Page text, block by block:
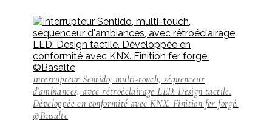
Interrupteur Sentido, multi-touch, séquenceur
d'ambiances, avec rétroéclairage LED. Design tactile.
Développée en conformité avec KNX. Finition fer forgé.
©Basalte